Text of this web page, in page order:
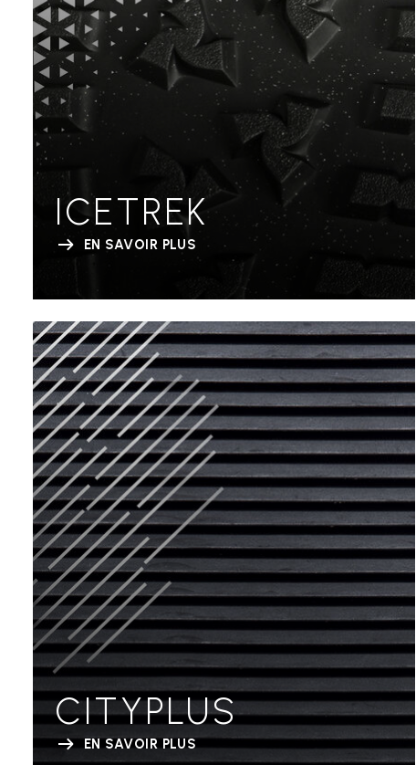
ICETREK
EN SAVOIR PLUS
CITYPLUS
EN SAVOIR PLUS